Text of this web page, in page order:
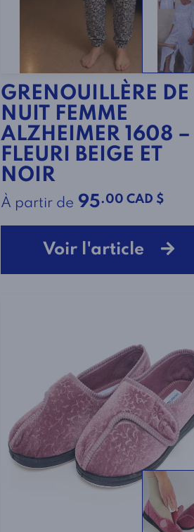
GRENOUILLÈRE DE
NUIT FEMME
ALZHEIMER 1608 –
FLEURI BEIGE ET
NOIR
À partir de 95.00 CAD $
Voir l'article